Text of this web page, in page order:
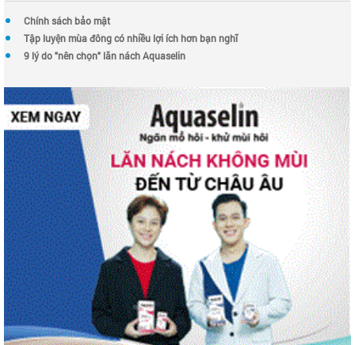
Chính sách bảo mật
Tập luyện mùa đông có nhiều lợi ích hơn bạn nghĩ
9 lý do "nên chọn" lăn nách Aquaselin